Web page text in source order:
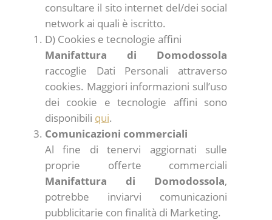
consultare il sito internet del/dei social
network ai quali è iscritto.
D) Cookies e tecnologie affini
Manifattura di Domodossola
raccoglie Dati Personali attraverso
cookies. Maggiori informazioni sull’uso
dei cookie e tecnologie affini sono
disponibili qui.
Comunicazioni commerciali
Al fine di tenervi aggiornati sulle
proprie offerte commerciali
Manifattura di Domodossola,
potrebbe inviarvi comunicazioni
pubblicitarie con finalità di Marketing.